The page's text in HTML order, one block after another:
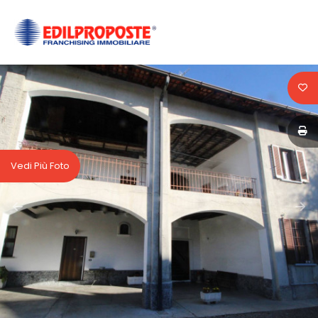
Vedi Più Foto
HOME
CHI
AFFILIATI
AFFITTO
ACQUISIZIONE
Codice
Contratto
Qualsiasi
Vendita
Scegli
dove